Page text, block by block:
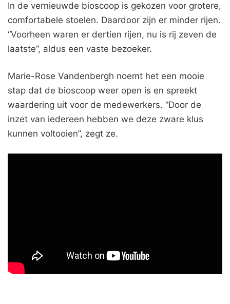
In de vernieuwde bioscoop is gekozen voor grotere,
comfortabele stoelen. Daardoor zijn er minder rijen.
“Voorheen waren er dertien rijen, nu is rij zeven de
laatste”, aldus een vaste bezoeker.
Marie-Rose Vandenbergh noemt het een mooie
stap dat de bioscoop weer open is en spreekt
waardering uit voor de medewerkers. “Door de
inzet van iedereen hebben we deze zware klus
kunnen voltooien”, zegt ze.